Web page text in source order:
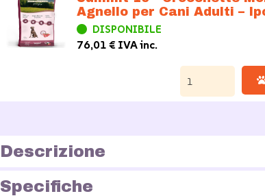
Agnello per Cani Adulti –
DISPONIBILE
76,01 € IVA inc.
Descrizione
Specifiche